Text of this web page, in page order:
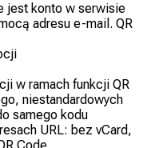
jest konto w serwisie
adresu e-mail. QR
w ramach funkcji QR
niestandardowych
samego kodu
URL: bez vCard,